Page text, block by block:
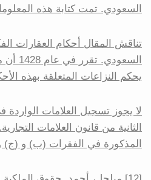
السعودي. تمت كتابة هذه المعلومات
تناقش المقال أحكام العقارات
يحكم النزاعات المتعلقة بهذه
الثانية من قانون العلامات
المذكورة في الفقرات (ب) و (ج)